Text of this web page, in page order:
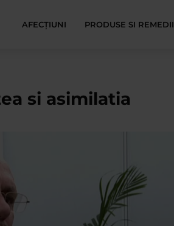
AFECŢIUNI PRODUSE SI REMEDII
si asimilatia